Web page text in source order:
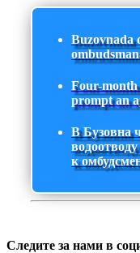
Buzovnada
Four-
prompt an
В Бузовна
к
Следите за нами в